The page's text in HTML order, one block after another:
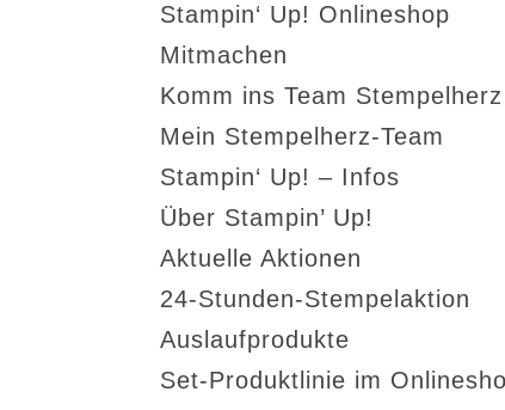
Stampin‘ Up! Onlineshop
Mitmachen
Komm ins Team
Mein Stempelherz-Team
Stampin‘ Up! – Infos
Über Stampin’ Up!
Aktuelle Aktionen
24-Stunden-Stempelaktion
Auslaufprodukte
Set-Produktlinie im